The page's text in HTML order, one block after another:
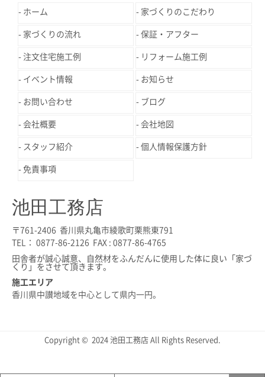
ホーム 家づくりのこだわり
家づくりの流れ 保証・アフター
注文住宅施工例 リフォーム施工例
イベント情報 お知らせ
お問い合わせ ブログ
会社概要 会社地図
スタッフ紹介 個人情報保護方針
免責事項
池田工務店
〒761-2406 香川県丸亀市綾歌町栗熊東791
TEL： 0877-86-2126 FAX : 0877-86-4765
田舎者が誠心誠意、自然材をふんだんに使用した体に良い「家づ
くり」をさせて頂きます。
施工エリア
香川県中讃地域を中心として県内一円。
Copyright © 2024 池田工務店 All Rights Reserved.